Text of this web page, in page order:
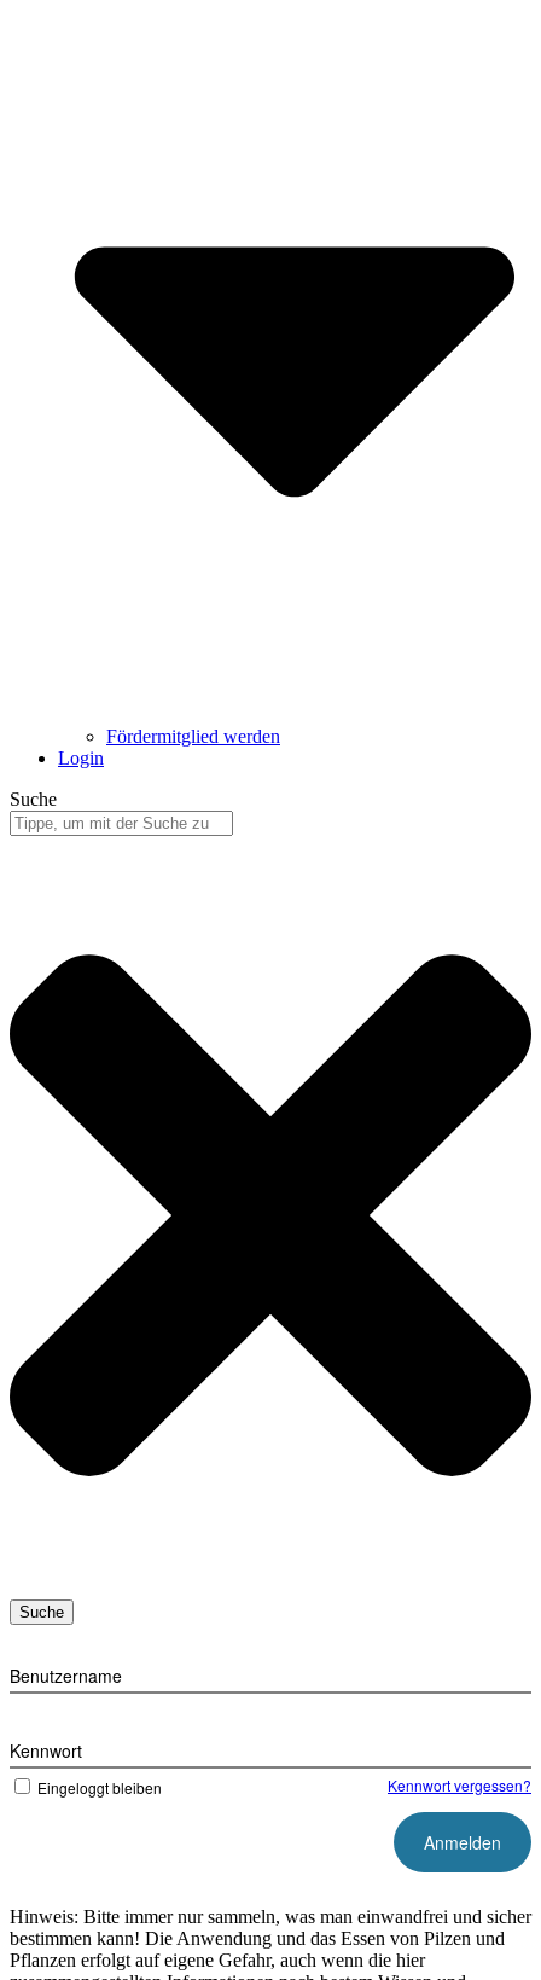
Fördermitglied werden
Login
Suche
Suche
Benutzername
Kennwort
Eingeloggt bleiben Kennwort vergessen?
Hinweis: Bitte immer nur sammeln, was man einwandfrei und sicher
bestimmen kann! Die Anwendung und das Essen von Pilzen und
Pflanzen erfolgt auf eigene Gefahr, auch wenn die hier